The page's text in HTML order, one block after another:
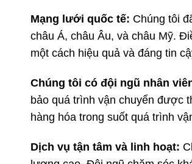
Mạng lưới quốc tế: Chúng tôi
châu Á, châu Âu, và châu Mỹ.
một cách hiệu quả và đáng tin
Chúng tôi có đội ngũ nhân
bảo quá trình vận chuyển được
hàng hóa trong suốt quá trình
Dịch vụ tận tâm và linh hoạt: